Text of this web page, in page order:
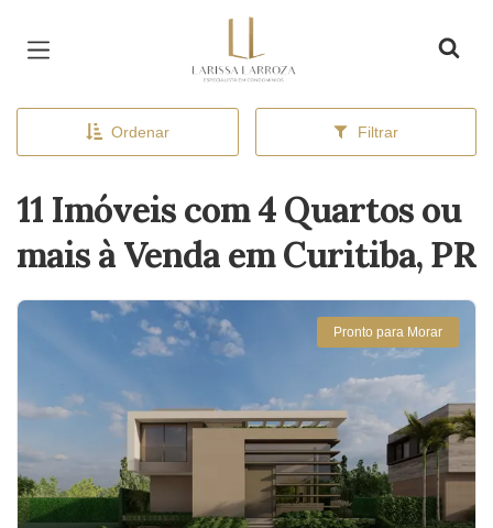
Ordenar Filtrar
11 Imóveis com 4 Quartos ou
mais à Venda em Curitiba, PR
Pronto para Morar